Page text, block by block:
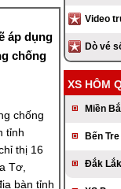
áp dụng
chống
chống
tỉnh
thị 16
Tơ,
bàn tỉnh
Video
Dò vé
XS HÔM
Miền
Bến Tre
Đắk Lắk